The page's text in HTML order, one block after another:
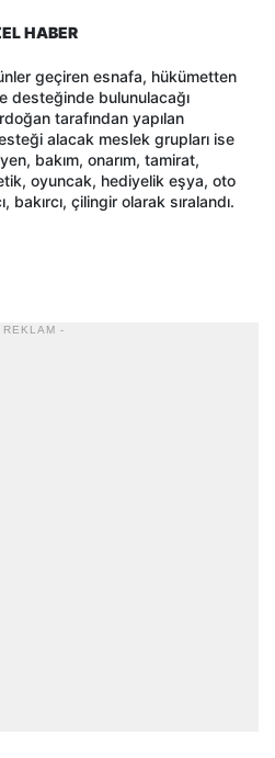
HABER
geçiren esnafa, hükümetten
desteğinde bulunulacağı
tarafından yapılan
alacak meslek grupları ise
bakım, onarım, tamirat,
oyuncak, hediyelik eşya, oto
bakırcı, çilingir olarak sıralandı.
REKLAM -